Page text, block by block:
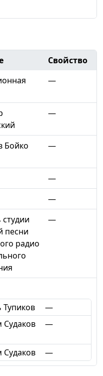
Свойство
—
—
Бойко —
—
—
песни
радио
—
Тупиков
—
Судаков —
Судаков —